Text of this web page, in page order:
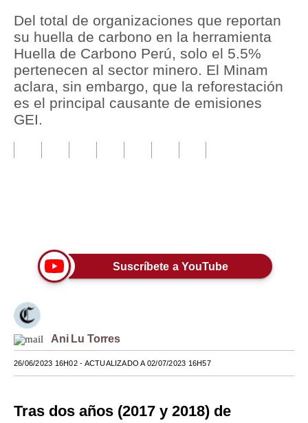
Política
Tu Dinero
Finanzas Personales
Inmobiliarias
Tendencias
Lujo
Viajes
Moda
Del total de organizaciones que reportan
su huella de carbono en la herramienta
Huella de Carbono Perú, solo el 5.5%
pertenecen al sector minero. El Minam
aclara, sin embargo, que la reforestación
es el principal causante de emisiones
GEI.
Suscríbete a YouTube
Ani Lu Torres
26/06/2023 16H02- ACTUALIZADO A 02/07/2023 16H57
Tras dos años (2017 y 2018) de